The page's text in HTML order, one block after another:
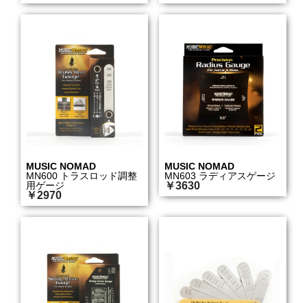
MUSIC NOMAD
MN600 トラスロッド調整
用ゲージ
￥2970
MUSIC NOMAD
MN603 ラディアスゲージ
￥3630